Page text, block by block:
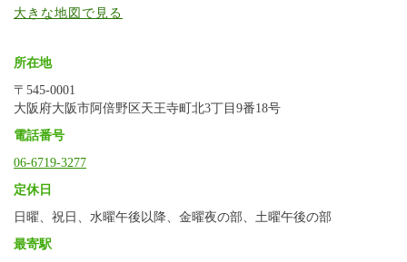
大きな地図で見る
所在地
〒545-0001
大阪府大阪市阿倍野区天王寺町北3丁目9番18号
電話番号
06-6719-3277
定休日
日曜、祝日、水曜午後以降、金曜夜の部、土曜午後の部
最寄駅